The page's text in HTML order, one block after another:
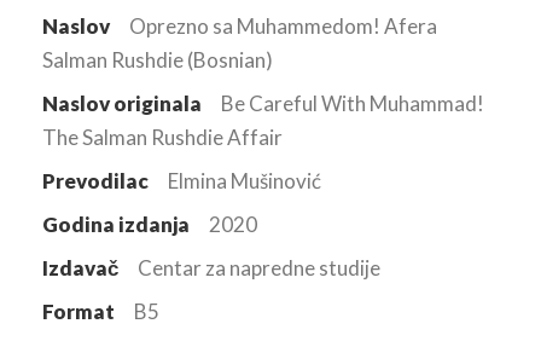
Naslov
Oprezno sa Muhammedom! Afera
Salman Rushdie (Bosnian)
Naslov originala
Be Careful With Muhammad!
The Salman Rushdie Affair
Prevodilac
Elmina Mušinović
Godina izdanja
2020
Izdavač
Centar za napredne studije
Format
B5